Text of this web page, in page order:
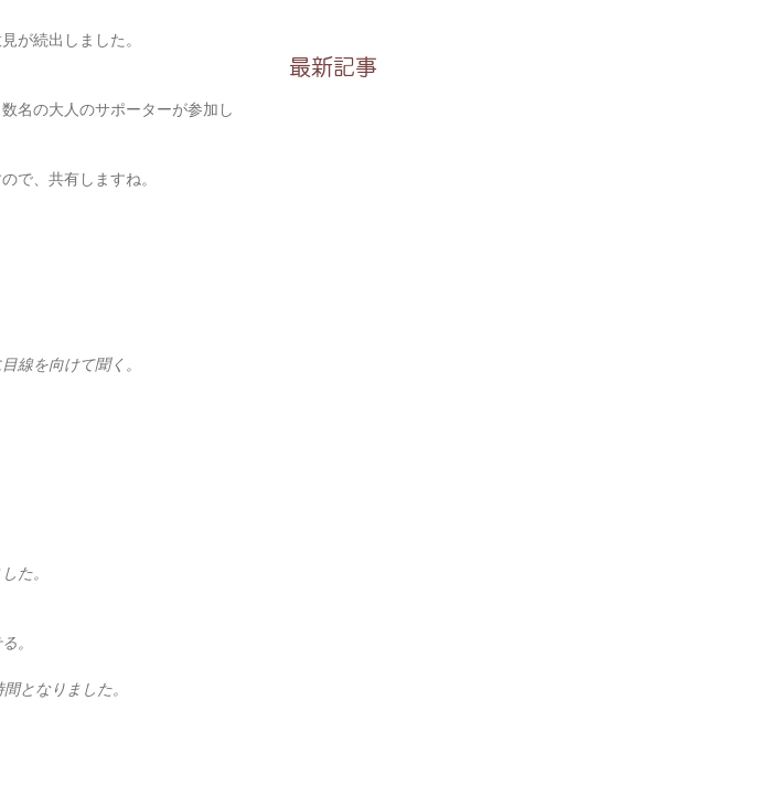
が続出しました。
名の大人のサポーターが参加し
で、共有しますね。
線を向けて聞く。
た。
。
となりました。
最新記事